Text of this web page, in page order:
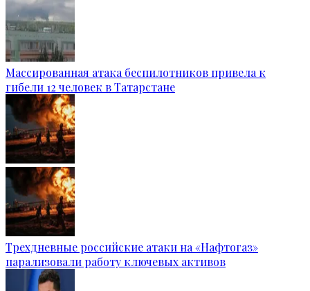
Массированная атака беспилотников привела к
гибели 12 человек в Татарстане
Трехдневные российские атаки на «Нафтогаз»
парализовали работу ключевых активов